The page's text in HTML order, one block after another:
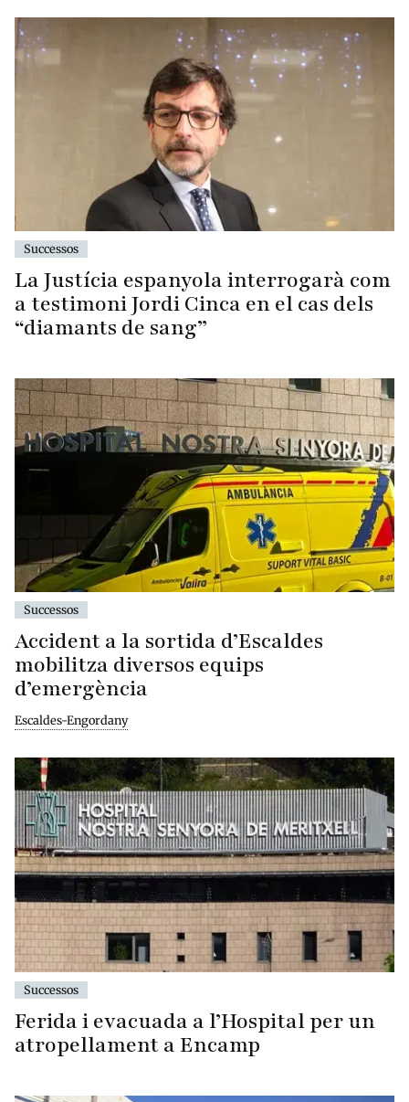
Successos
La Justícia espanyola interrogarà com
a testimoni Jordi Cinca en el cas dels
“diamants de sang”
Successos
Accident a la sortida d’Escaldes
mobilitza diversos equips
d’emergència
Escaldes-Engordany
Successos
Ferida i evacuada a l’Hospital per un
atropellament a Encamp